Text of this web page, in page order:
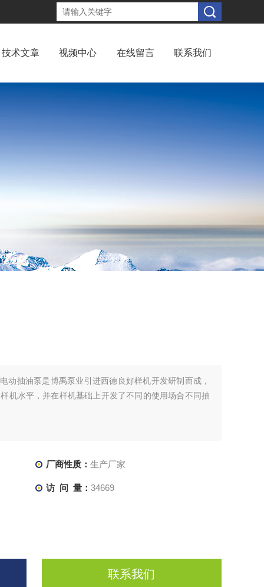
技术文章 视频中心 在线留言 联系我们
动抽油泵是博禹泵业引进西德良好样机开发研制而成，
机水平，并在样机基础上开发了不同的使用场合不同抽
厂商性质： 生产厂家
访 问 量： 34669
联系我们